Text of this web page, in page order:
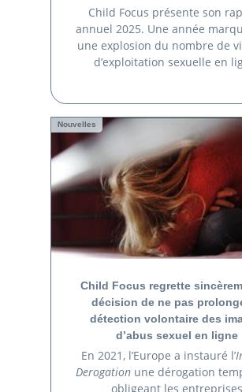
Child Focus présente son
annuel 2025. Une année
une explosion du nombre de
d’exploitation sexuelle en
Nouvelles
Child Focus regrette
décision de ne pas
détection volontaire des
d’abus sexuel en ligne
En 2021, l’Europe a instauré l’
Derogation une dérogation
obligeant les entreprises